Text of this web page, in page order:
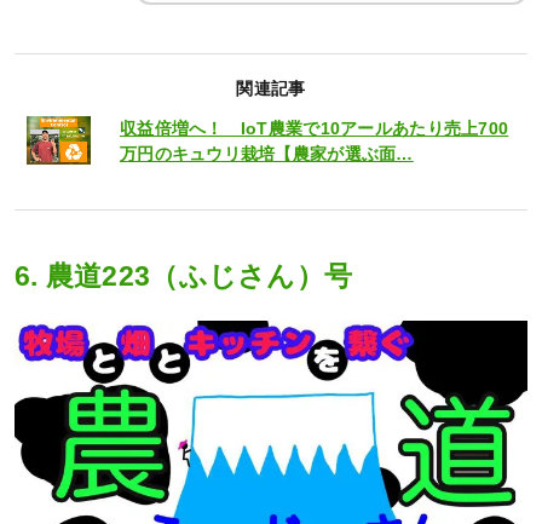
関連記事
収益倍増へ！ IoT農業で10アールあたり売上700
万円のキュウリ栽培【農家が選ぶ面…
6. 農道223（ふじさん）号